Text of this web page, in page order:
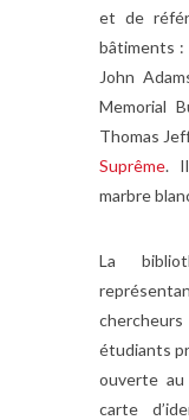
et de
bâtiments :
John
Memorial
Thomas
Suprême.
marbre
La
étudiants
ouverte au
carte